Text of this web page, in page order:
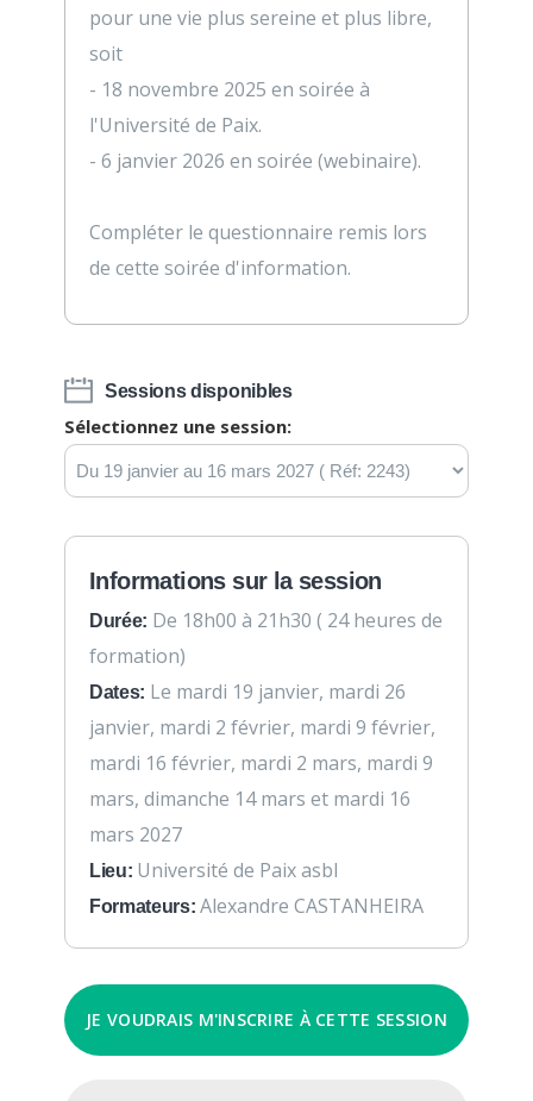
pour une vie plus sereine et plus libre,
soit
- 18 novembre 2025 en soirée à
l'Université de Paix.
- 6 janvier 2026 en soirée (webinaire).
Compléter le questionnaire remis lors
de cette soirée d'information.
Sessions disponibles
Sélectionnez une session:
Informations sur la session
Durée: De 18h00 à 21h30 ( 24 heures de
formation)
Dates: Le mardi 19 janvier, mardi 26
janvier, mardi 2 février, mardi 9 février,
mardi 16 février, mardi 2 mars, mardi 9
mars, dimanche 14 mars et mardi 16
mars 2027
Lieu: Université de Paix asbl
Formateurs: Alexandre CASTANHEIRA
JE VOUDRAIS M'INSCRIRE À CETTE SESSION